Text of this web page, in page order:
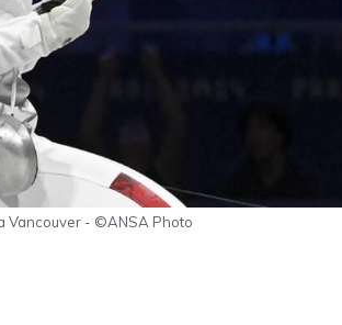
Vancouver - ©ANSA Photo